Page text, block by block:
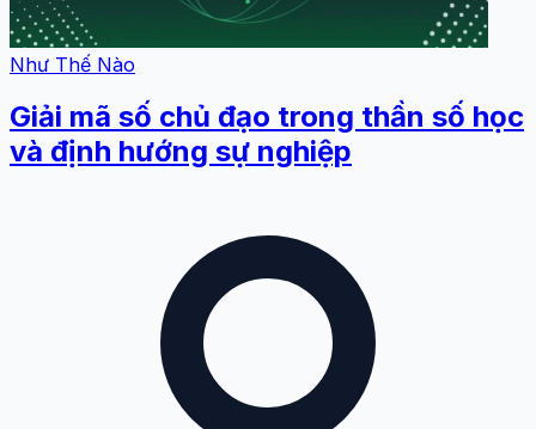
Như Thế Nào
Giải mã số chủ đạo trong thần số học
và định hướng sự nghiệp